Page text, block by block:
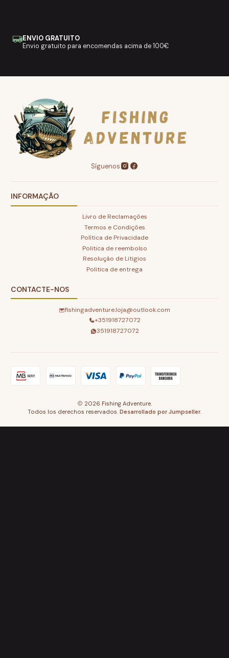
ENVIO GRATUITO
Envio gratuito para encomendas acima de 100€
Síguenos
INFORMAÇÃO
Livro de Reclamações
Termos e Condições
Política de Privacidade
Politica de reembolso
Resolução de Litigios
Politica de entrega
CONTACTE-NOS
fishingadventure.loja@outlook.com
+351918727072
351918727072
2026 Fishing Adventure.
Todos los derechos reservados. Desarrollado por Jumpseller.